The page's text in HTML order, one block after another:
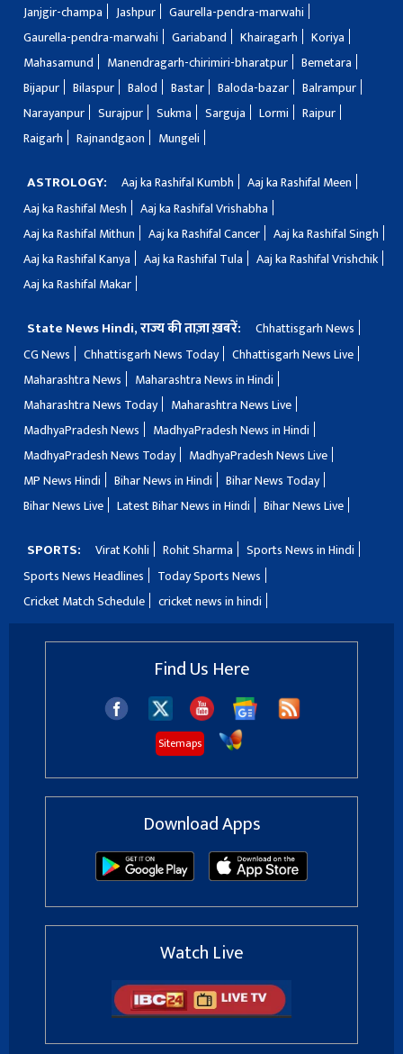
Janjgir-champa
Jashpur
Gaurella-pendra-marwahi
Gaurella-pendra-marwahi
Gariaband Khairagarh
Koriya
Mahasamund
Manendragarh-chirimiri-bharatpur
Bemetara
Bijapur
Bilaspur Balod Bastar Baloda-bazar
Balrampur
Narayanpur
Surajpur Sukma Sarguja Lormi
Raipur
Raigarh
Rajnandgaon Mungeli
ASTROLOGY: Aaj ka Rashifal Kumbh
Aaj ka Rashifal Meen
Aaj ka Rashifal Mesh
Aaj ka Rashifal Vrishabha
Aaj ka Rashifal Mithun
Aaj ka Rashifal Cancer
Aaj ka Rashifal Singh
Aaj ka Rashifal Kanya
Aaj ka Rashifal Tula
Aaj ka Rashifal Vrishchik
Aaj ka Rashifal Makar
State News Hindi, राज्य की ताज़ा ख़बरें:
Chhattisgarh News
CG News
Chhattisgarh News Today
Chhattisgarh News Live
Maharashtra News
Maharashtra News in Hindi
Maharashtra News Today
Maharashtra News Live
MadhyaPradesh News
MadhyaPradesh News in Hindi
MadhyaPradesh News Today
MadhyaPradesh News Live
MP News Hindi
Bihar News in Hindi
Bihar News Today
Bihar News Live
Latest Bihar News in Hindi Bihar News Live
SPORTS: Virat Kohli Rohit Sharma
Sports News in Hindi
Sports News Headlines
Today Sports News
Cricket Match Schedule
cricket news in hindi
Find Us Here
Sitemaps
Download Apps
Watch Live